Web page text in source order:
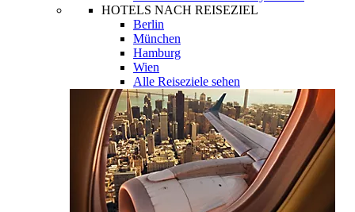
HOTELS NACH REISEZIEL
Berlin
München
Hamburg
Wien
Alle Reiseziele sehen